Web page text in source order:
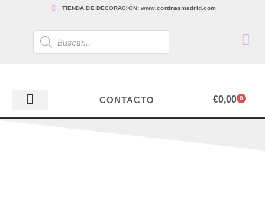
TIENDA DE DECORACIÓN: www.cortinasmadrid.com
CONTACTO €0,00 0